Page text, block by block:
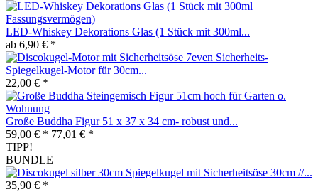
LED-Whiskey Dekorations Glas (1 Stück mit 300ml...
ab 6,90 € *
7even Sicherheits-
Spiegelkugel-Motor für 30cm...
22,00 € *
Große Buddha Figur 51 x 37 x 34 cm- robust und...
59,00 € * 77,01 € *
TIPP!
BUNDLE
Spiegelkugel mit Sicherheitsöse 30cm //...
35,90 € *